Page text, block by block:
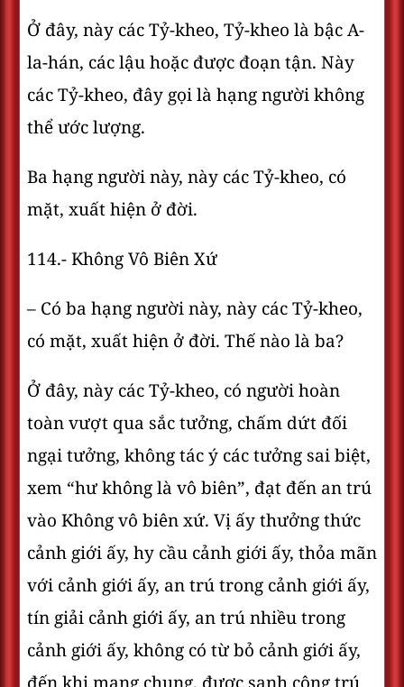
Ở đây, này các Tỷ-kheo, Tỷ-kheo là bậc A-
la-hán, các lậu hoặc được đoạn tận. Này
các Tỷ-kheo, đây gọi là hạng người không
thể ước lượng.
Ba hạng người này, này các Tỷ-kheo, có
mặt, xuất hiện ở đời.
114.- Không Vô Biên Xứ
– Có ba hạng người này, này các Tỷ-kheo,
có mặt, xuất hiện ở đời. Thế nào là ba?
Ở đây, này các Tỷ-kheo, có người hoàn
toàn vượt qua sắc tưởng, chấm dứt đối
ngại tưởng, không tác ý các tưởng sai biệt,
xem “hư không là vô biên”, đạt đến an trú
vào Không vô biên xứ. Vị ấy thưởng thức
cảnh giới ấy, hy cầu cảnh giới ấy, thỏa mãn
với cảnh giới ấy, an trú trong cảnh giới ấy,
tín giải cảnh giới ấy, an trú nhiều trong
cảnh giới ấy, không có từ bỏ cảnh giới ấy,